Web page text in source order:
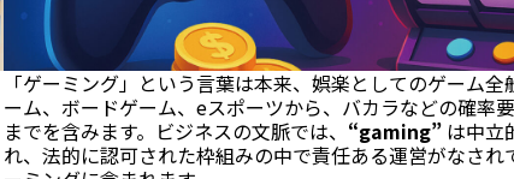
「ゲーミング」という言葉は本来、娯楽としてのゲーム
ーム、ボードゲーム、eスポーツから、バカラなどの確率
までを含みます。ビジネスの文脈では、 “gaming” は中立
れ、法的に認可された枠組みの中で責任ある運営がなさ